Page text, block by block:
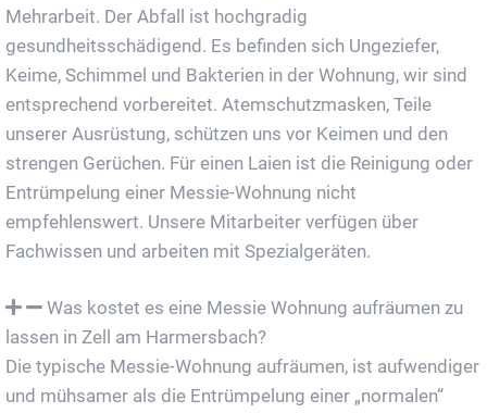
Mehrarbeit. Der Abfall ist hochgradig
gesundheitsschädigend. Es befinden sich Ungeziefer,
Keime, Schimmel und Bakterien in der Wohnung, wir sind
entsprechend vorbereitet. Atemschutzmasken, Teile
unserer Ausrüstung, schützen uns vor Keimen und den
strengen Gerüchen. Für einen Laien ist die Reinigung oder
Entrümpelung einer Messie-Wohnung nicht
empfehlenswert. Unsere Mitarbeiter verfügen über
Fachwissen und arbeiten mit Spezialgeräten.
Was kostet es eine Messie Wohnung aufräumen zu
lassen in Zell am Harmersbach?
Die typische Messie-Wohnung aufräumen, ist aufwendiger
und mühsamer als die Entrümpelung einer „normalen“